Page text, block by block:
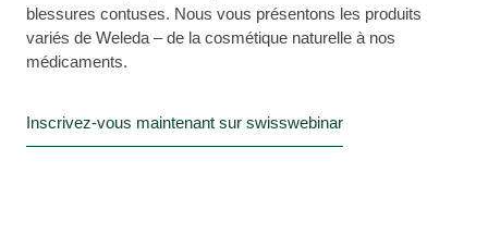
blessures contuses. Nous vous présentons les produits
variés de Weleda – de la cosmétique naturelle à nos
médicaments.
Inscrivez-vous maintenant sur swisswebinar